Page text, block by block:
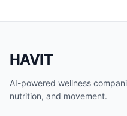
HAVIT
AI-powered wellness
nutrition, and movement.